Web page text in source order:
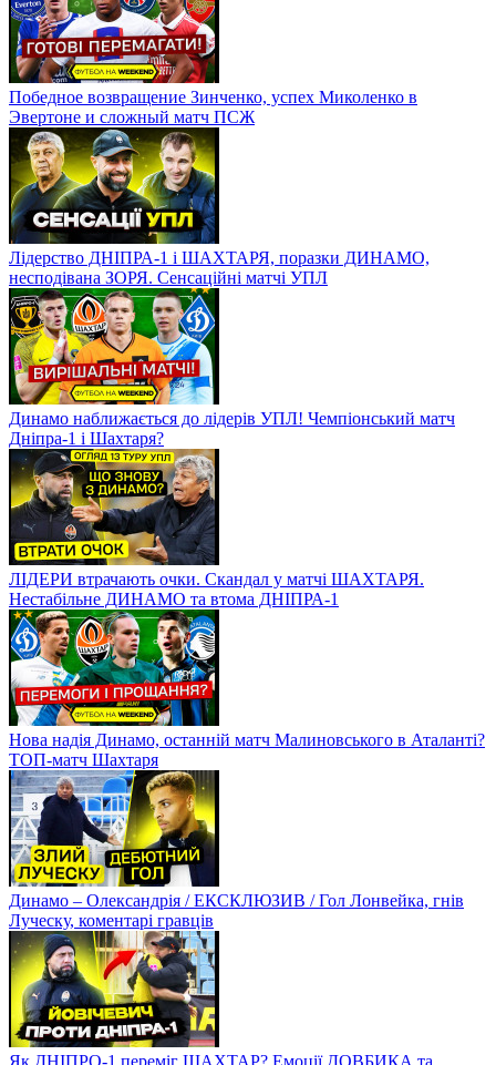
Победное возвращение Зинченко, успех Миколенко в
Эвертоне и сложный матч ПСЖ
Лідерство ДНІПРА-1 і ШАХТАРЯ, поразки ДИНАМО,
несподівана ЗОРЯ. Сенсаційні матчі УПЛ
Динамо наближається до лідерів УПЛ! Чемпіонський матч
Дніпра-1 і Шахтаря?
ЛІДЕРИ втрачають очки. Скандал у матчі ШАХТАРЯ.
Нестабільне ДИНАМО та втома ДНІПРА-1
Нова надія Динамо, останній матч Малиновського в Аталанті?
ТОП-матч Шахтаря
Динамо – Олександрія / ЕКСКЛЮЗИВ / Гол Лонвейка, гнів
Луческу, коментарі гравців
Як ДНІПРО-1 переміг ШАХТАР? Емоції ДОВБИКА та